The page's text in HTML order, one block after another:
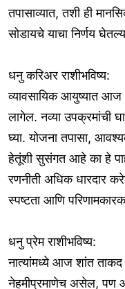
तपासाव्यात, तशी ही
सोडायचे याचा निर्णय
धनु करिअर राशीभविष्य:
व्यावसायिक आयुष्यात आज
लागेल. नव्या उपक्रमांची
घ्या. योजना तपासा,
हेतूंशी सुसंगत आहे का हे
रणनीती अधिक धारदार
स्पष्टता आणि
धनु प्रेम राशीभविष्य:
नात्यांमध्ये आज शांत
नेहमीप्रमाणेच असेल, पण